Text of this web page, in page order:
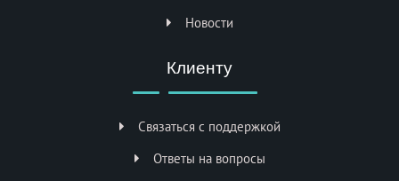
Новости
Клиенту
Связаться с поддержкой
Ответы на вопросы